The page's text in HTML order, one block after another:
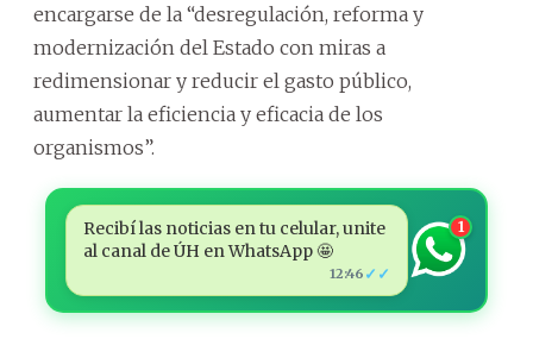
encargarse de la “desregulación, reforma y
modernización del Estado con miras a
redimensionar y reducir el gasto público,
aumentar la eficiencia y eficacia de los
organismos”.
Recibí las noticias en tu celular, unite
al canal de ÚH en WhatsApp 🤩
12:46 ✓✓
1